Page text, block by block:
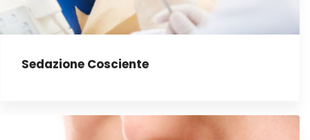
Sedazione Cosciente